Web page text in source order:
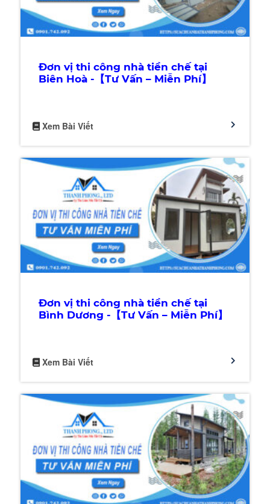
Đơn vị thi công nhà tiền chế tại
Biên Hoà -【Tư Vấn – Miễn Phí】
Xem Bài Viết
Đơn vị thi công nhà tiền chế tại
Bình Dương -【Tư Vấn – Miễn Phí】
Xem Bài Viết